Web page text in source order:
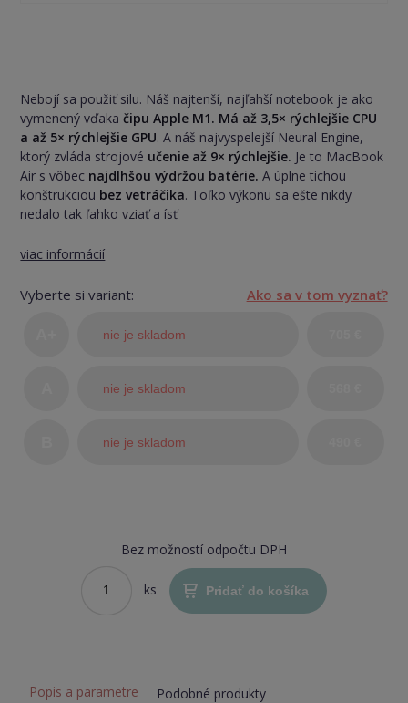
Nebojí sa použiť silu. Náš najtenší, najľahší notebook je ako
vymenený vďakačipu Apple M1. Má až 3,5× rýchlejšie CPU
a až 5× rýchlejšie GPU. A náš najvyspelejší Neural Engine,
ktorý zvláda strojové učenie až 9× rýchlejšie. Je to MacBook
Air s vôbec najdlhšou výdržou batérie. A úplne tichou
konštrukciou bez vetráčika. Toľko výkonu sa ešte nikdy
nedalo tak ľahko vziať a ísť
viac informácií
Vyberte si variant: Ako sa v tom vyznať?
nie je skladom
nie je skladom
nie je skladom
Bez možností odpočtu DPH
ks Pridať do košíka
Popis a parametre Podobné produkty